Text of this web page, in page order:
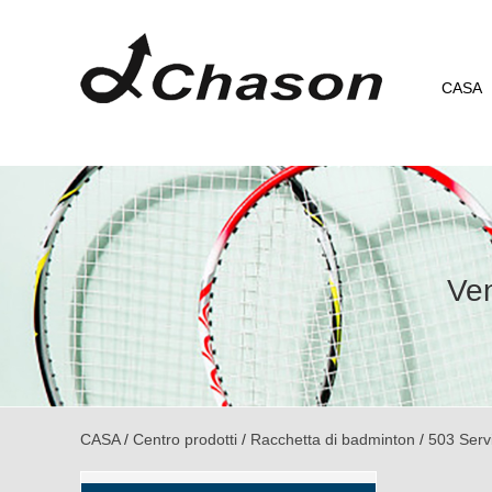
CASA
CASA/ Centro prodotti / Racchetta di badminton / 503